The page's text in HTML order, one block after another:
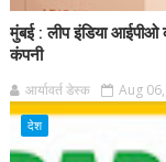
मुंबई : लीप इंडिया
कंपनी
आर्यावर्त डेस्क Aug
देश